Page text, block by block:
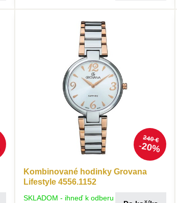
240 €
20%
Kombinované hodinky Grovana
Lifestyle 4556.1152
SKLADOM - ihneď k odberu